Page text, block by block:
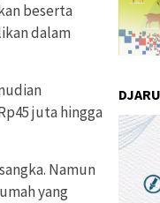
beserta
dalam
juta hingga
Namun
yang